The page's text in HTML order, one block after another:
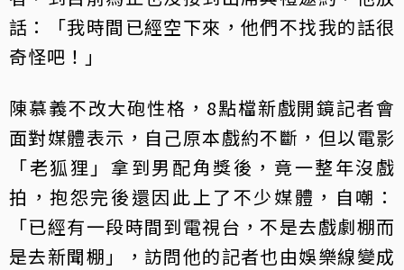
話：「我時間已經空下來，他們不找我的話很
奇怪吧！」
陳慕義不改大砲性格，8點檔新戲開鏡記者會
面對媒體表示，自己原本戲約不斷，但以電影
「老狐狸」拿到男配角獎後，竟一整年沒戲
拍，抱怨完後還因此上了不少媒體，自嘲：
「已經有一段時間到電視台，不是去戲劇棚而
是去新聞棚」，訪問他的記者也由娛樂線變成